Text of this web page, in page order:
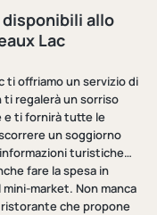
allo
Lac
ti offriamo un servizio di
regalerà un sorriso
e ti fornirà tutte le
un soggiorno
turistiche…
fare la spesa in
market. Non manca
ristorante che propone